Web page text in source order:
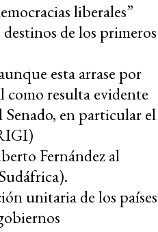
liberales”
de los primeros
esta arrase por
como resulta evidente
Senado, en particular el
Fernández al
unitaria de los países